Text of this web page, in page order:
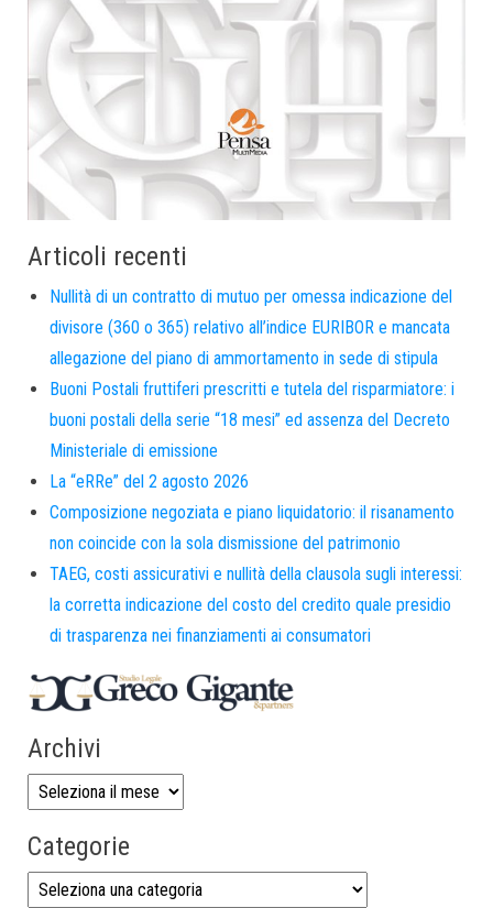
Articoli recenti
Nullità di un contratto di mutuo per omessa indicazione del
divisore (360 o 365) relativo all’indice EURIBOR e mancata
allegazione del piano di ammortamento in sede di stipula
Buoni Postali fruttiferi prescritti e tutela del risparmiatore: i
buoni postali della serie “18 mesi” ed assenza del Decreto
Ministeriale di emissione
La “eRRe” del 2 agosto 2026
Composizione negoziata e piano liquidatorio: il risanamento
non coincide con la sola dismissione del patrimonio
TAEG, costi assicurativi e nullità della clausola sugli interessi:
la corretta indicazione del costo del credito quale presidio
di trasparenza nei finanziamenti ai consumatori
Archivi
Categorie